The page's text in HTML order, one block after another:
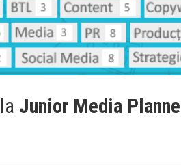
Junior Media